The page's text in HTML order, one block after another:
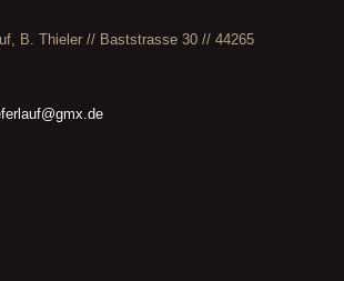
B. Thieler // Baststrasse 30 // 44265